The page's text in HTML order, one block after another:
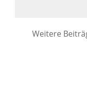
Weitere